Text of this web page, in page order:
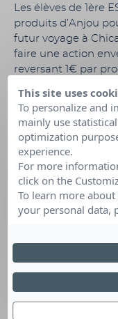
Les élèves de 1ère
produits d’Anjou
futur voyage à
faire une action
reversant 1€ par
face à la maladie
Date :21 Nov au
Lieu : 1 Rue Paul
This site uses
To personalize and
mainly use
optimization
experience.
For more
click on the
To learn more
your personal data,